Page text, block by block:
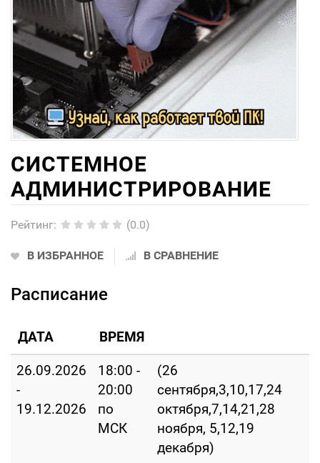
СИСТЕМНОЕ
АДМИНИСТРИРОВАНИЕ
Рейтинг: (0.0)
В ИЗБРАННОЕ В СРАВНЕНИЕ
Расписание
ДАТА ВРЕМЯ
26.09.2026
-
19.12.2026
18:00 -
20:00
по
МСК
(26
сентября,3,10,17,24
октября,7,14,21,28
ноября, 5,12,19
декабря)